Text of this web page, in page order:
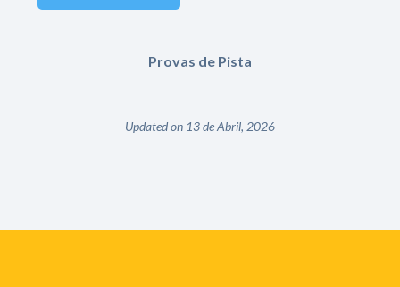
Provas de Pista
Updated on 13 de Abril, 2026